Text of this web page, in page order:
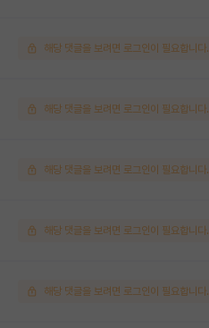
해당 댓글을 보려면 로그인이 필요합니다.
해당 댓글을 보려면 로그인이 필요합니다.
해당 댓글을 보려면 로그인이 필요합니다.
해당 댓글을 보려면 로그인이 필요합니다.
해당 댓글을 보려면 로그인이 필요합니다.